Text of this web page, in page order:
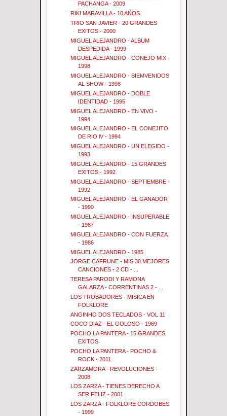
PACHANGA - 2009
RIKI MARAVILLA - 10 AÑOS
TRIO SAN JAVIER - 20 GRANDES
EXITOS - 2000
MIGUEL ALEJANDRO - ALBUM
DESPEDIDA - 1999
MIGUEL ALEJANDRO - CONEJO MIX -
1998
MIGUEL ALEJANDRO - BIEMVENIDOS
AL SHOW - 1998
MIGUEL ALEJANDRO - DOBLE
IDENTIDAD - 1995
MIGUEL ALEJANDRO - EN VIVO -
1994
MIGUEL ALEJANDRO - EL CONEJITO
DE RIO lV - 1994
MIGUEL ALEJANDRO - UN ELEGIDO -
1993
MIGUEL ALEJANDRO - 15 GRANDES
EXITOS - 1992
MIGUEL ALEJANDRO - SEPTIEMBRE -
1992
MIGUEL ALEJANDRO - EL GANADOR
- 1990
MIGUEL ALEJANDRO - INSUPERABLE
- 1987
MIGUEL ALEJANDRO - CON FUERZA
- 1986
MIGUEL ALEJANDRO - 1985
JORGE CAFRUNE - MIS 30 MEJORES
CANCIONES - 2 CD - ...
TERESA PARODI Y RAMONA
GALARZA - CORRENTINAS 2 - ...
LOS TROBADORES - MISICA EN
FOLKLORE
ANGINHO DOS TECLADOS - VOL 11
COCO DIAZ - EL GOLOSO - 1969
POCHO LA PANTERA - 15 GRANDES
EXITOS
POCHO LA PANTERA - POCHO &
ROCK - 2011
ZARZAMORA - REVOLUCIONES -
2008
LOS ZARZA - TIENES DERECHO A
SER FELIZ - 2001
LOS ZARZA - FOLKLORE CORDOBES
- 1999